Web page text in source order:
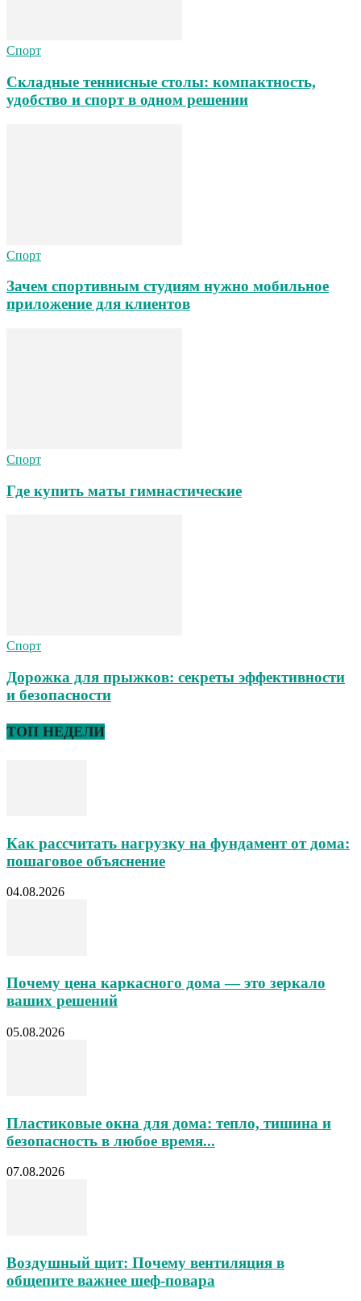
Спорт
Складные теннисные столы: компактность,
удобство и спорт в одном решении
Спорт
Зачем спортивным студиям нужно мобильное
приложение для клиентов
Спорт
Где купить маты гимнастические
Спорт
Дорожка для прыжков: секреты эффективности
и безопасности
ТОП НЕДЕЛИ
Как рассчитать нагрузку на фундамент от дома:
пошаговое объяснение
04.08.2026
Почему цена каркасного дома — это зеркало
ваших решений
05.08.2026
Пластиковые окна для дома: тепло, тишина и
безопасность в любое время...
07.08.2026
Воздушный щит: Почему вентиляция в
общепите важнее шеф-повара